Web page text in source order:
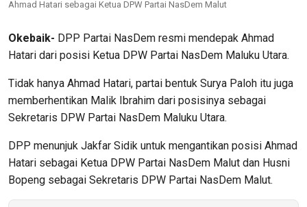
Ahmad Hatari sebagai Ketua DPW Partai NasDem Malut
Okebaik- DPP Partai NasDem resmi mendepak Ahmad
Hatari dari posisi Ketua DPW Partai NasDem Maluku Utara.
Tidak hanya Ahmad Hatari, partai bentuk Surya Paloh itu juga
memberhentikan Malik Ibrahim dari posisinya sebagai
Sekretaris DPW Partai NasDem Maluku Utara.
DPP menunjuk Jakfar Sidik untuk mengantikan posisi Ahmad
Hatari sebagai Ketua DPW Partai NasDem Malut dan Husni
Bopeng sebagai Sekretaris DPW Partai NasDem Malut.